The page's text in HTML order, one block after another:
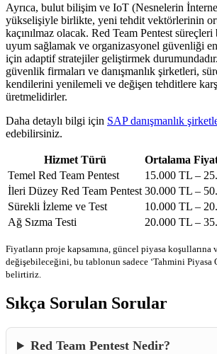
Ayrıca, bulut bilişim ve IoT (Nesnelerin
yükselişiyle birlikte, yeni tehdit vektörlerinin
kaçınılmaz olacak. Red Team Pentest
uyum sağlamak ve organizasyonel güvenliği
için adaptif stratejiler geliştirmek
güvenlik firmaları ve danışmanlık şirketleri,
kendilerini yenilemeli ve değişen tehditlere
üretmelidirler.
Daha detaylı bilgi için SAP danışmanlık
edebilirsiniz.
Hizmet Türü Ortalama
Temel Red Team Pentest
15.000 TL –
İleri Düzey Red Team Pentest 30.000 TL –
Sürekli İzleme ve Test
10.000 TL –
Ağ Sızma Testi
20.000 TL –
Fiyatların proje kapsamına, güncel piyasa koşullarına
değişebileceğini, bu tablonun sadece ‘Tahmini Piyasa
belirtiriz.
Sıkça Sorulan Sorular
Red Team Pentest Nedir?